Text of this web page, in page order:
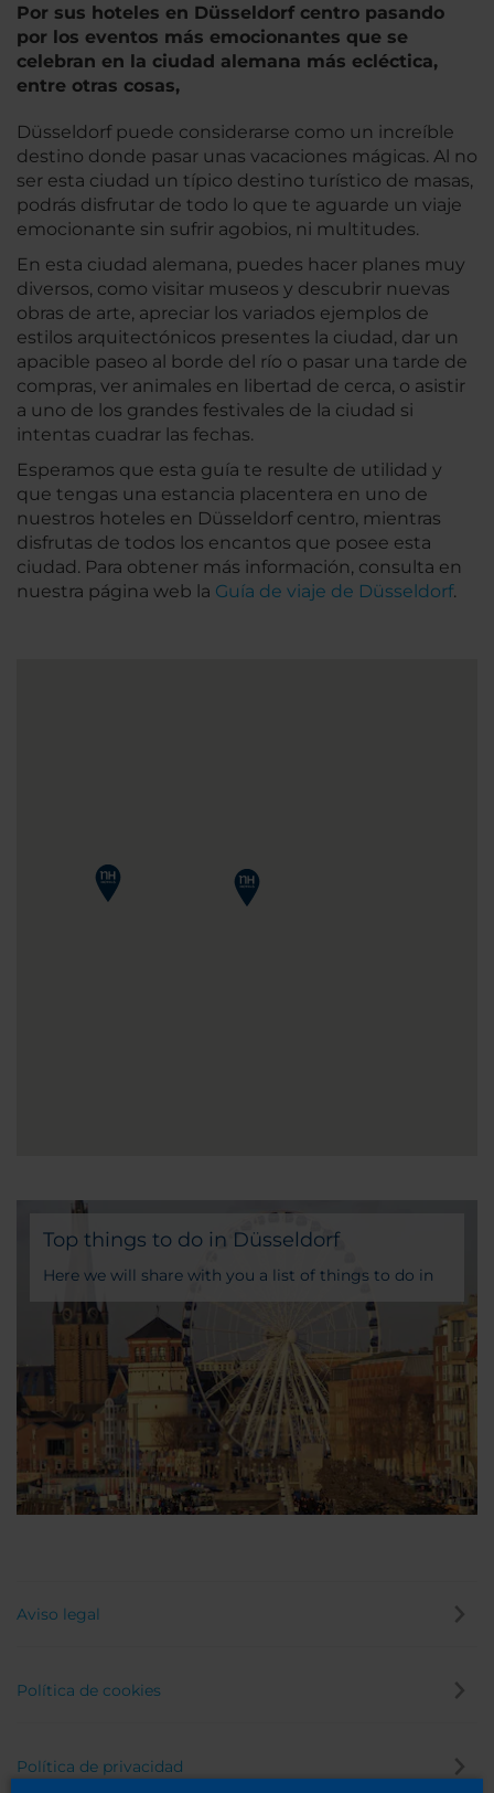
Por sus hoteles en Düsseldorf centro pasando
por los eventos más emocionantes que se
celebran en la ciudad alemana más ecléctica,
entre otras cosas,
Düsseldorf puede considerarse como un increíble
destino donde pasar unas vacaciones mágicas. Al no
ser esta ciudad un típico destino turístico de masas,
podrás disfrutar de todo lo que te aguarde un viaje
emocionante sin sufrir agobios, ni multitudes.
En esta ciudad alemana, puedes hacer planes muy
diversos, como visitar museos y descubrir nuevas
obras de arte, apreciar los variados ejemplos de
estilos arquitectónicos presentes la ciudad, dar un
apacible paseo al borde del río o pasar una tarde de
compras, ver animales en libertad de cerca, o asistir
a uno de los grandes festivales de la ciudad si
intentas cuadrar las fechas.
Esperamos que esta guía te resulte de utilidad y
que tengas una estancia placentera en uno de
nuestros hoteles en Düsseldorf centro, mientras
disfrutas de todos los encantos que posee esta
ciudad. Para obtener más información, consulta en
nuestra página web la Guía de viaje de Düsseldorf.
Top things to do in Düsseldorf
Here we will share with you a list of things to do in
Aviso legal
Política de cookies
Política de privacidad